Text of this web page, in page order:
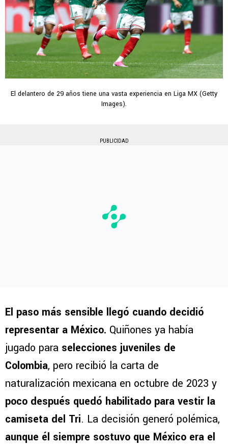
El delantero de 29 años tiene una vasta experiencia en Liga MX (Getty
Images).
PUBLICIDAD
El paso más sensible llegó cuando decidió
representar a México. Quiñones ya había
jugado para selecciones juveniles de
Colombia, pero recibió la carta de
naturalización mexicana en octubre de 2023 y
poco después quedó habilitado para vestir la
camiseta del Tri. La decisión generó polémica,
aunque él siempre sostuvo que México era el